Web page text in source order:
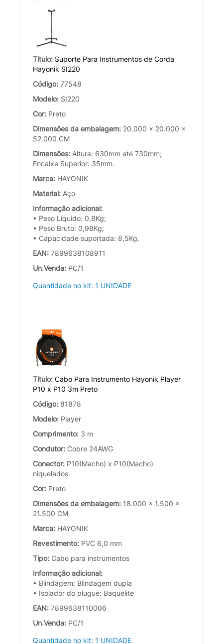
Título: Suporte Para Instrumentos de Corda
Hayonik SI220
Código: 77548
Modelo: SI220
Cor: Preto
Dimensões da embalagem: 20.000 x 20.000 x
52.000 CM
Dimensões: Altura: 630mm até 730mm;
Encaixe Superior: 35mm.
Marca: HAYONIK
Material: Aço
Informação adicional:
• Peso Líquido: 0,8Kg;
• Peso Bruto: 0,98Kg;
• Capacidade suportada: 8,5Kg.
EAN: 7899638108911
Un.Venda: PC/1
Quantidade no kit: 1 UNIDADE
Título: Cabo Para Instrumento Hayonik Player
P10 x P10 3m Preto
Código: 81878
Modelo: Player
Comprimento: 3 m
Condutor: Cobre 24AWG
Conector: P10(Macho) x P10(Macho)
niquelados
Cor: Preto
Dimensões da embalagem: 18.000 x 1.500 x
21.500 CM
Marca: HAYONIK
Revestimento: PVC 6,0 mm
Tipo: Cabo para instrumentos
Informação adicional:
• Blindagem: Blindagem dupla
• Isolador do plugue: Baquelite
EAN: 7899638110006
Un.Venda: PC/1
Quantidade no kit: 1 UNIDADE